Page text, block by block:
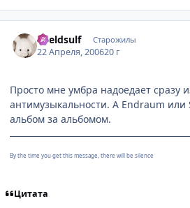
Kveldsulf Старожилы
22 Апреля, 200620 г
Просто мне умбра надоедает сразу
антимузыкальности. А Endraum или
альбом за альбомом.
By the time you get this message, there will be silence
Цитата